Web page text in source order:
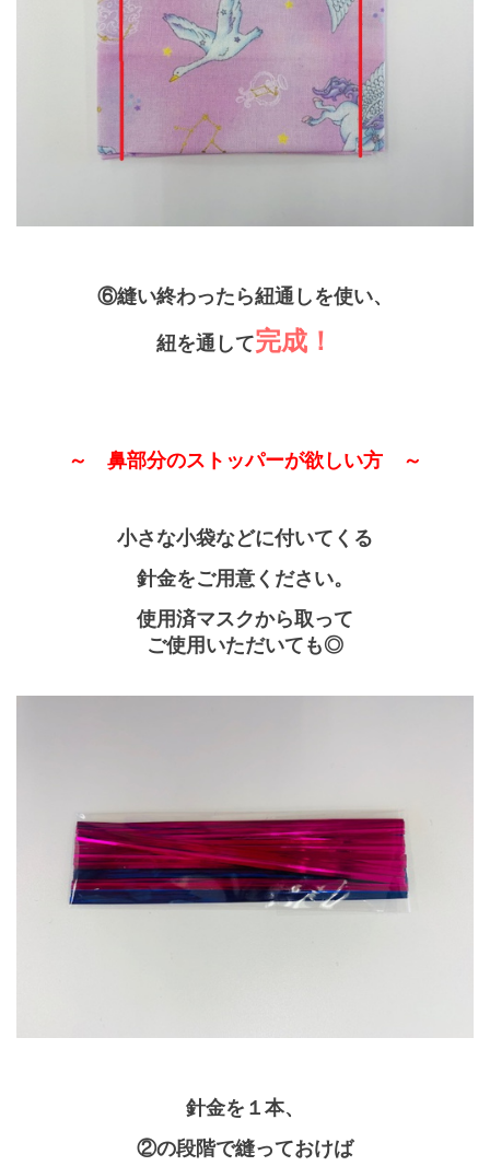
⑥縫い終わったら紐通しを使い、
紐を通して完成！
～ 鼻部分のストッパーが欲しい方 ～
小さな小袋などに付いてくる
針金をご用意ください。
使用済マスクから取って
ご使用いただいても◎
針金を１本、
②の段階で縫っておけば